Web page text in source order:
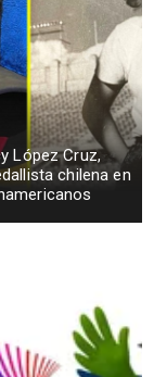
López Cruz,
chilena en